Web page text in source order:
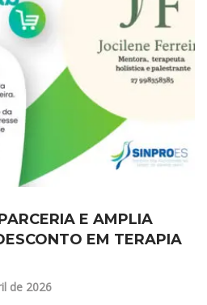
E AMPLIA
EM TERAPIA
de 2026